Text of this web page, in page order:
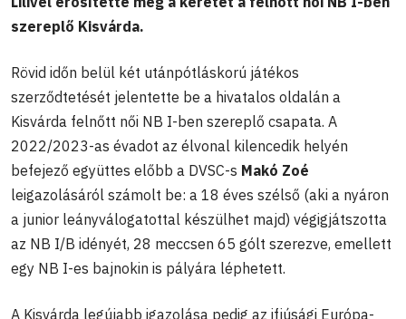
szereplő Kisvárda.
Rövid időn belül két utánpótláskorú játékos
szerződtetését jelentette be a hivatalos oldalán a
Kisvárda felnőtt női NB I-ben szereplő csapata. A
2022/2023-as évadot az élvonal kilencedik helyén
befejező együttes előbb a DVSC-s Makó Zoé
leigazolásáról számolt be: a 18 éves szélső (aki a nyáron
a junior leányválogatottal készülhet majd) végigjátszotta
az NB I/B idényét, 28 meccsen 65 gólt szerezve, emellett
egy NB I-es bajnokin is pályára léphetett.
A Kisvárda legújabb igazolása pedig az ifjúsági Európa-